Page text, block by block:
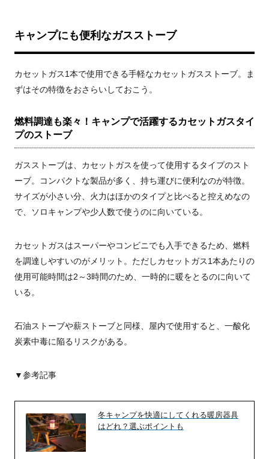
キャンプにも便利なガスストーブ
カセットガス1本で使用できる手軽なカセットガスストーブ。ま
ずはその特徴をおさらいしておこう。
燃料調達も楽々！キャンプで活躍するカセットガスタイ
プのストーブ
ガスストーブは、カセットガスを使って使用するタイプのスト
ーブ。コンパクトな製品が多く、持ち運びに便利なのが特徴。
サイズが小さい分、火力はほかのタイプと比べると控えめなの
で、ソロキャンプや少人数で使うのに向いている。
カセットガスはスーパーやコンビニでも入手できるため、燃料
を調達しやすいのがメリット。ただしカセットガス1本あたりの
使用可能時間は2～3時間のため、一時的に暖をとるのに向いて
いる。
石油ストーブや薪ストーブと同様、屋内で使用すると、一酸化
炭素中毒に陥るリスクがある。
▼参考記事
冬キャンプを快適にしてくれる暖房器具
はどれ？選ぶポイントも